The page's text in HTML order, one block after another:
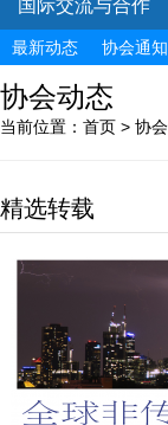
国际交流与合作
最新动态 协会通知
协会动态
当前位置： 首页 > 协
精选转载